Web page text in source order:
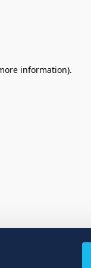
information).